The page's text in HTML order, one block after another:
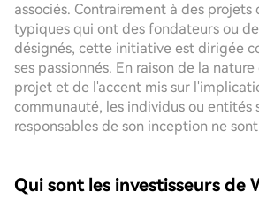
associés. Contrairement à des
typiques qui ont des fondateurs ou
désignés, cette initiative est dirigée
ses passionnés. En raison de la
projet et de l'accent mis sur
communauté, les individus ou entités
responsables de son inception ne
Qui sont les investisseurs de